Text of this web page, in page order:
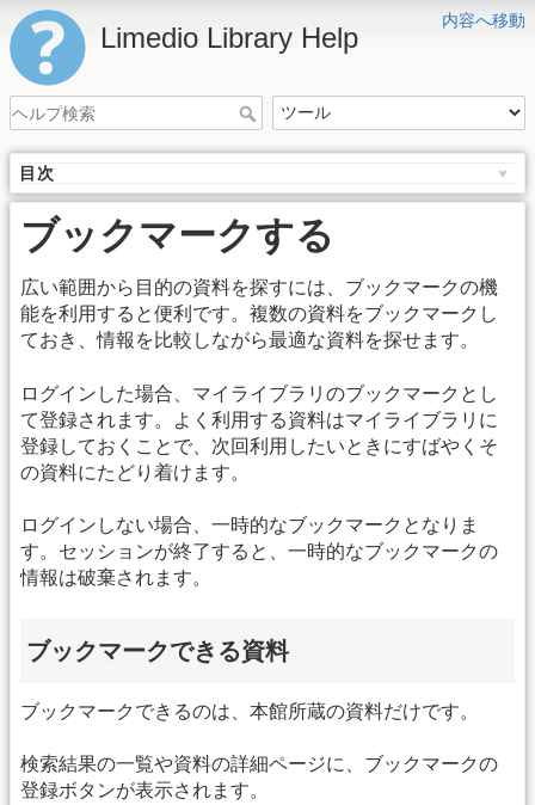
内容へ移動
Limedio Library Help
目次
ブックマークする
広い範囲から目的の資料を探すには、ブックマークの機
能を利用すると便利です。複数の資料をブックマークし
ておき、情報を比較しながら最適な資料を探せます。
ログインした場合、マイライブラリのブックマークとし
て登録されます。よく利用する資料はマイライブラリに
登録しておくことで、次回利用したいときにすばやくそ
の資料にたどり着けます。
ログインしない場合、一時的なブックマークとなりま
す。セッションが終了すると、一時的なブックマークの
情報は破棄されます。
ブックマークできる資料
ブックマークできるのは、本館所蔵の資料だけです。
検索結果の一覧や資料の詳細ページに、ブックマークの
登録ボタンが表示されます。